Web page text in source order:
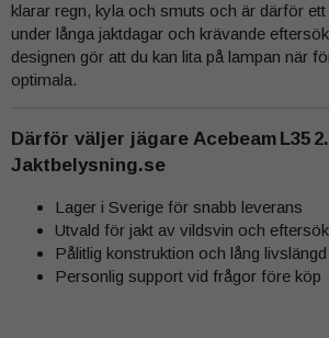
klarar regn, kyla och smuts och är därför ett
under långa jaktdagar och krävande
designen gör att du kan lita på lampan när
optimala.
Därför väljer jägare Acebeam L35
Jaktbelysning.se
Lager i Sverige för snabb leverans
Utvald för jakt av vildsvin och eftersök
Pålitlig konstruktion och lång livslängd
Personlig support vid frågor före köp